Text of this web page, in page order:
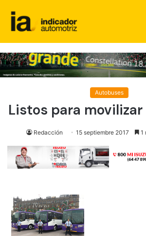
Autobuses
Listos para
Redacción 15 septiembre 2017 1